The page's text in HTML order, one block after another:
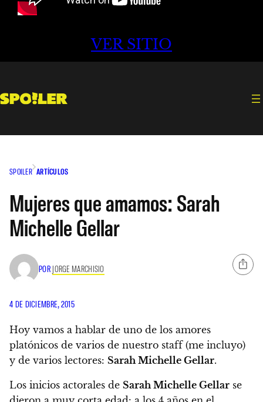
VER SITIO
SPOILER ARTÍCULOS
Mujeres que amamos: Sarah
Michelle Gellar
POR JORGE MARCHISIO
4 DE DICIEMBRE, 2015
Hoy vamos a hablar de uno de los amores
platónicos de varios de nuestro staff (me incluyo)
y de varios lectores: Sarah Michelle Gellar.
Los inicios actorales de Sarah Michelle Gellar se